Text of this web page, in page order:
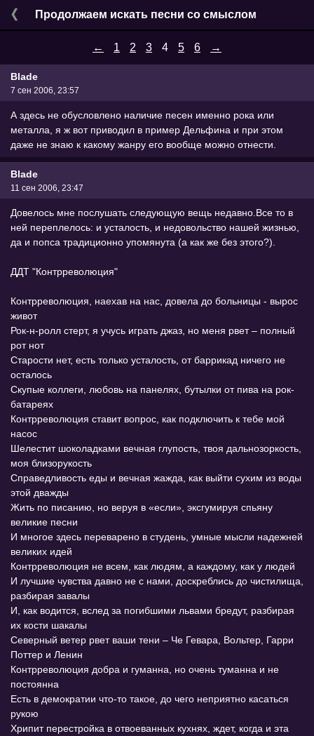
Продолжаем искать песни со смыслом
← 1 2 3 4 5 6 →
Blade
7 сен 2006, 23:57
А здесь не обусловлено наличие песен именно рока или
металла, я ж вот приводил в пример Дельфина и при этом
даже не знаю к какому жанру его вообще можно отнести.
Blade
11 сен 2006, 23:47
Довелось мне послушать следующую вещь недавно.Все то в
ней переплелось: и усталость, и недовольство нашей жизнью,
да и попса традиционно упомянута (а как же без этого?).
ДДТ "Контрреволюция"
Контрреволюция, наехав на нас, довела до больницы - вырос
живот
Рок-н-ролл стерт, я учусь играть джаз, но меня рвет – полный
рот нот
Старости нет, есть только усталость, от баррикад ничего не
осталось
Скупые коллеги, любовь на панелях, бутылки от пива на рок-
батареях
Контрреволюция ставит вопрос, как подключить к тебе мой
насос
Шелестит шоколадками вечная глупость, твоя дальнозоркость,
моя близорукость
Справедливость еды и вечная жажда, как выйти сухим из воды
этой дважды
Жить по писанию, но веруя в «если», эксгумируя спьяну
великие песни
И многое здесь переварено в студень, умные мысли надежней
великих идей
Контрреволюция не всем, как людям, а каждому, как у людей
И лучшие чувства давно не с нами, доскреблись до чистилища,
разбирая завалы
И, как водится, вслед за погибшими львами бредут, разбирая
их кости шакалы
Северный ветер рвет ваши тени – Че Гевара, Вольтер, Гарри
Поттер и Ленин
Контрреволюция добра и гуманна, но очень туманна и не
постоянна
Есть в демократии что-то такое, до чего неприятно касаться
рукою
Хрипит перестройка в отвоеванных кухнях, ждет, когда и эта